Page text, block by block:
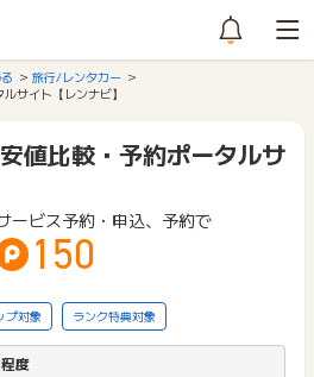
旅行/レンタカー
サイト【レンナビ】
値比較・予約ポータルサ
ービス予約・申込、予約で
150
プ対象 ランク特典対象
度